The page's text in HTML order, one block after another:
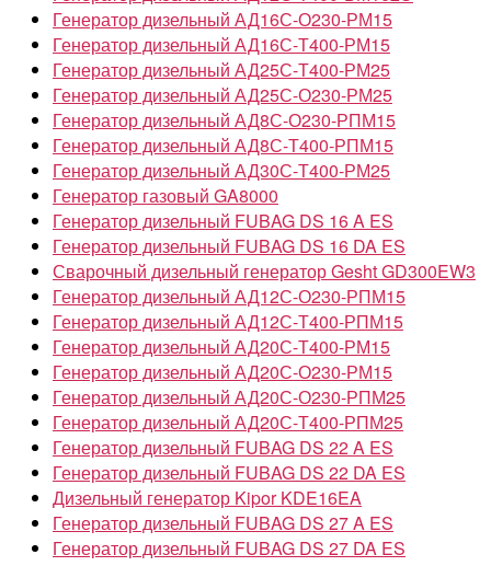
Генератор дизельный АД16С-О230-РМ15
Генератор дизельный АД16С-Т400-РМ15
Генератор дизельный АД25С-Т400-РМ25
Генератор дизельный АД25С-О230-РМ25
Генератор дизельный АД8С-О230-РПМ15
Генератор дизельный АД8С-Т400-РПМ15
Генератор дизельный АД30С-Т400-РМ25
Генератор газовый GA8000
Генератор дизельный FUBAG DS 16 A ES
Генератор дизельный FUBAG DS 16 DA ES
Сварочный дизельный генератор Gesht GD300EW3
Генератор дизельный АД12С-О230-РПМ15
Генератор дизельный АД12С-Т400-РПМ15
Генератор дизельный АД20С-Т400-РМ15
Генератор дизельный АД20С-О230-РМ15
Генератор дизельный АД20С-О230-РПМ25
Генератор дизельный АД20С-Т400-РПМ25
Генератор дизельный FUBAG DS 22 A ES
Генератор дизельный FUBAG DS 22 DA ES
Дизельный генератор Kipor KDE16EA
Генератор дизельный FUBAG DS 27 A ES
Генератор дизельный FUBAG DS 27 DA ES